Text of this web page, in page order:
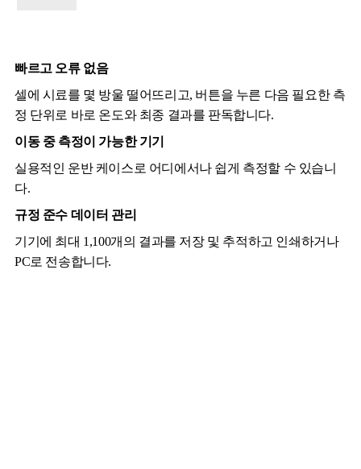
빠르고 오류 없음
셀에 시료를 몇 방울 떨어뜨리고, 버튼을 누른 다음 필요한 측
정 단위로 바로 온도와 최종 결과를 판독합니다.
이동 중 측정이 가능한 기기
실용적인 운반 케이스로 어디에서나 쉽게 측정할 수 있습니
다.
규정 준수 데이터 관리
기기에 최대 1,100개의 결과를 저장 및 추적하고 인쇄하거나
PC로 전송합니다.